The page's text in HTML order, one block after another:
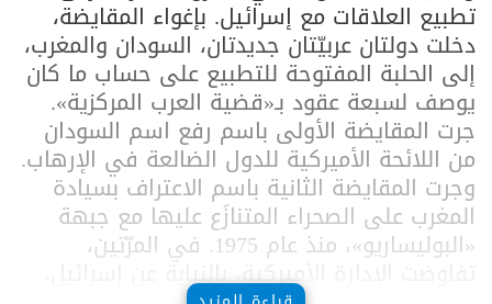
تطبيع العلاقات مع إسرائيل. بإغواء المقايضة،
دخلت دولتان عربيّتان جديدتان، السودان والمغرب،
إلى الحلبة المفتوحة للتطبيع على حساب ما كان
يوصف لسبعة عقود بـ«قضية العرب المركزية».
جرت المقايضة الأولى باسم رفع اسم السودان
من اللائحة الأميركية للدول الضالعة في الإرهاب.
وجرت المقايضة الثانية باسم الاعتراف بسيادة
المغرب على الصحراء المتنازَع عليها مع جبهة
«البوليساريو»، منذ عام 1975. في المرّتين،
تفاوضت الإدارة الأميركية، بالنيابة عن إسرائيل،